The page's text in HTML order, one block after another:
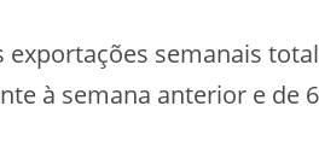
exportações semanais
à semana anterior e de